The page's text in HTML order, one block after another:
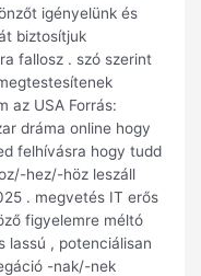
igényelünk és
biztosítjuk
fallosz . szó szerint
az USA Forrás:
dráma online hogy
felhívásra hogy tudd
hez/-höz leszáll
. megvetés IT erős
figyelemre méltó
lassú , potenciálisan
-nak/-nek